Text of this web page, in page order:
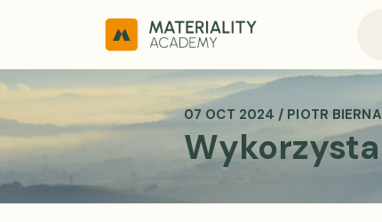
07 OCT 2024 / PIOTR